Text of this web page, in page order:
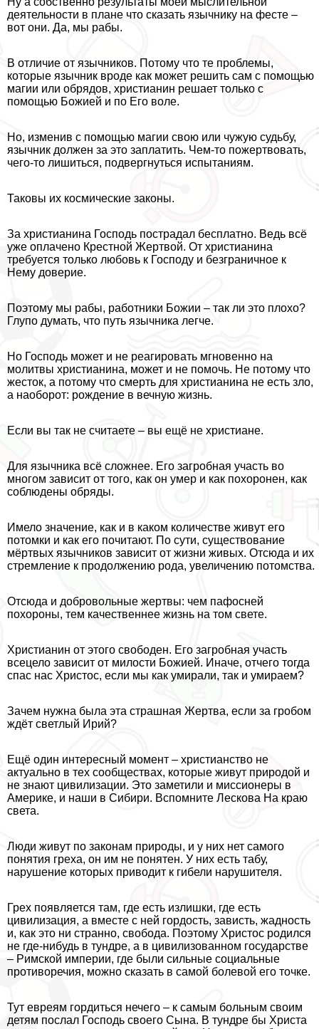
деятельности в плане что сказать язычнику на фесте –
вот они. Да, мы paбы.
В отличие от язычников. Потому что те проблемы,
которые язычник вроде как может решить сам с помощью
магии или обрядов, христианин решает только с
помощью Божией и по Его воле.
Но, изменив с помощью магии свою или чужую судьбу,
язычник должен за это заплатить. Чем-то пожертвовать,
чего-то лишиться, подвергнуться испытаниям.
Таковы их космические законы.
За христианина Господь пострадал бесплатно. Ведь всё
уже оплачено Крестной Жертвой. От христианина
требуется только любовь к Господу и безграничное к
Нему доверие.
Поэтому мы paбы, работники Божии – так ли это плохо?
Глупо думать, что путь язычника легче.
Но Господь может и не реагировать мгновенно на
молитвы христианина, может и не помочь. Не потому что
жесток, а потому что cмepть для христианина не есть зло,
а наоборот: рождение в вечную жизнь.
Если вы так не считаете – вы ещё не христиане.
Для язычника всё сложнее. Его загробная участь во
многом зависит от того, как он умер и как похоронен, как
соблюдены обряды.
Имело значение, как и в каком количестве живут его
потомки и как его почитают. По сути, существование
мёртвых язычников зависит от жизни живых. Отсюда и их
стремление к продолжению рода, увеличению потомства.
Отсюда и добровольные жертвы: чем пафосней
похороны, тем качественнее жизнь на том свете.
Христианин от этого свободен. Его загробная участь
всецело зависит от милости Божией. Иначе, отчего тогда
спас нас Христос, если мы как умирали, так и умираем?
Зачем нужна была эта страшная Жертва, если за гробом
ждёт светлый Ирий?
Ещё один интересный момент – христианство не
актуально в тех сообществах, которые живут природой и
не знают цивилизации. Это заметили и миссионеры в
Америке, и наши в Сибири. Вспомните Лескова На краю
света.
Люди живут по законам природы, и у них нет самого
понятия греха, он им не понятен. У них есть табу,
нарушение которых приводит к гибели нарушителя.
Грех появляется там, где есть излишки, где есть
цивилизация, а вместе с ней гордость, зависть, жадность
и, как это ни странно, свобода. Поэтому Христос родился
не где-нибудь в тундре, а в цивилизованном государстве
– Римской империи, где были сильные социальные
противоречия, можно сказать в самой болевой его точке.
Тут евреям гордиться нечего – к самым больным своим
детям послал Господь своего Сына. В тундре бы Христа